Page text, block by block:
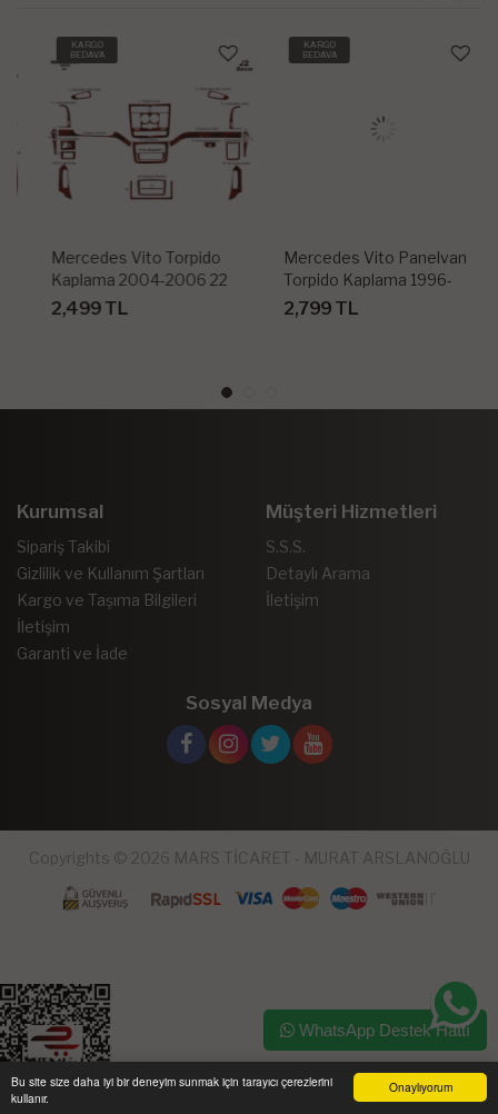
Onaylıyorum
Bu site size daha iyi bir deneyim sunmak için tarayıcı çerezlerini
kullanır.
KARGO
BEDAVA
Mercedes Vito Torpido
Kaplama 2004-2006 22
Parça
2,499 TL
KARGO
BEDAVA
Mercedes Vito Panelvan
Torpido Kaplama 1996-
1999 23 Parça
2,799 TL
Kurumsal
Sipariş Takibi
Gizlilik ve Kullanım Şartları
Kargo ve Taşıma Bilgileri
İletişim
Garanti ve İade
Müşteri Hizmetleri
S.S.S.
Detaylı Arama
İletişim
Sosyal Medya
Copyrights © 2026 MARS TİCARET - MURAT ARSLANOĞLU
Ana Sayfa Sipariş Takibi İletişim
WhatsApp Destek Hattı